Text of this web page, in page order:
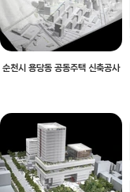
순천시 용당동 공동주택 신축공사